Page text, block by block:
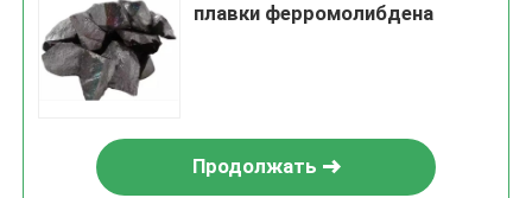
плавки ферромолибдена
Продолжать